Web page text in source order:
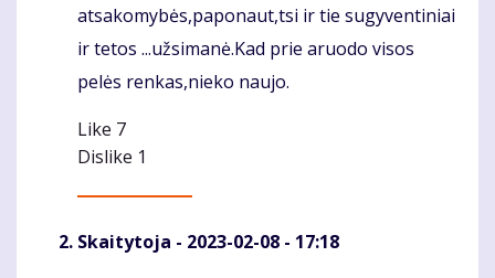
atsakomybės,paponaut,tsi ir tie sugyventiniai
ir tetos ...užsimanė.Kad prie aruodo visos
pelės renkas,nieko naujo.
Like 7
Dislike 1
Skaitytoja - 2023-02-08 - 17:18